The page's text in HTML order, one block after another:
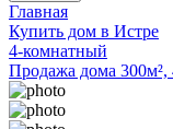
Главная
Купить дом в Истре
4-комнатный
Продажа дома 300м²,